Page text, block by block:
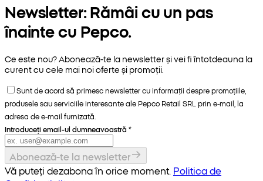
Newsletter: Rămâi cu un pas
înainte cu Pepco.
Ce este nou? Abonează-te la newsletter și vei fi întotdeauna la
curent cu cele mai noi oferte și promoții.
Sunt de acord să primesc newsletter cu informații despre promoțiile,
produsele sau serviciile interesante ale Pepco Retail SRL prin e-mail, la
adresa de e-mail furnizată.
Introduceți email-ul dumneavoastră *
Abonează-te la newsletter
Vă puteți dezabona în orice moment. Politica de